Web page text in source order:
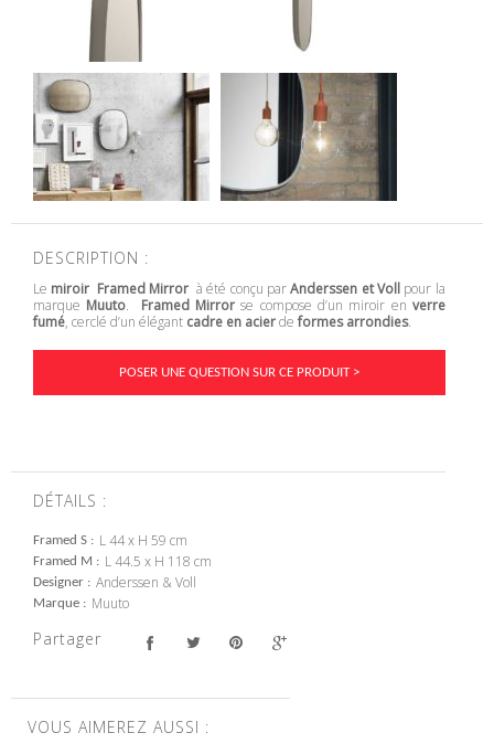
DESCRIPTION :
Le miroir Framed Mirror à été conçu parAnderssen et Voll pour la
marque Muuto. Framed Mirror se compose d’un miroir en verre
fumé, cerclé d’un élégant cadre en acierdeformes arrondies.
POSER UNE QUESTION SUR CE PRODUIT >
DÉTAILS :
Framed S L 44 x H 59 cm
Framed M L 44.5 x H 118 cm
Designer Anderssen & Voll
Marque Muuto
Partager
VOUS AIMEREZ AUSSI :